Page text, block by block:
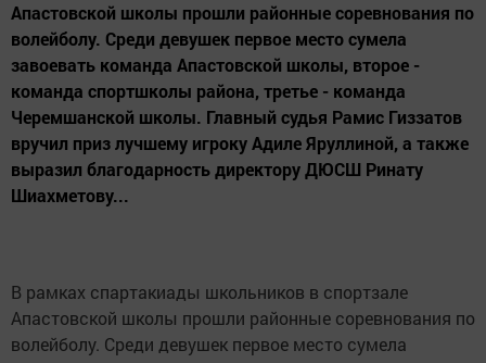
Апастовской школы прошли районные соревнования по
волейболу. Среди девушек первое место сумела
завоевать команда Апастовской школы, второе -
команда спортшколы района, третье - команда
Черемшанской школы. Главный судья Рамис Гиззатов
вручил приз лучшему игроку Адиле Яруллиной, а также
выразил благодарность директору ДЮСШ Ринату
Шиахметову...
В рамках спартакиады школьников в спортзале
Апастовской школы прошли районные соревнования по
волейболу. Среди девушек первое место сумела